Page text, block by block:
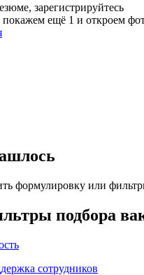
зарегистрируйтесь
покажем ещё 1 и откроем
формулировку или
подбора
сотрудников